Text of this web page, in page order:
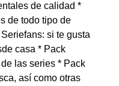
de calidad *
de todo tipo de
si te gusta
casa * Pack
las series * Pack
así como otras